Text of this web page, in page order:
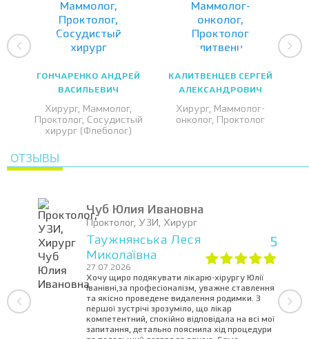
ГОНЧАРЕНКО АНДРЕЙ
ВАСИЛЬЕВИЧ
Хирург, Маммолог,
Проктолог, Сосудистый
хирург (Флеболог)
КАЛИТВЕНЦЕВ СЕРГЕЙ
АЛЕКСАНДРОВИЧ
Хирург, Маммолог-
онколог, Проктолог
ОТЗЫВЫ
Чуб Юлия Ивановна
Проктолог, УЗИ, Хирург
Таужнянська Леся
Миколаївна
27.07.2026
5
Хочу щиро подякувати лікарю-хірургу Юлії
Іванівні,за професіоналізм, уважне ставлення
та якісно проведене видалення родимки. З
першої зустрічі зрозуміло, що лікар
компетентний, спокійно відповідала на всі мої
запитання, детально пояснила хід процедури